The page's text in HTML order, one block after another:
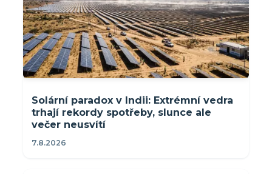
Solární paradox v Indii: Extrémní vedra
trhají rekordy spotřeby, slunce ale
večer neusvítí
7.8.2026